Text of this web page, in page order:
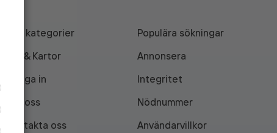
Alla kategorier
Populära sökningar
API & Kartor
Annonsera
Logga in
Integritet
Om oss
Nödnummer
Kontakta oss
Användarvillkor